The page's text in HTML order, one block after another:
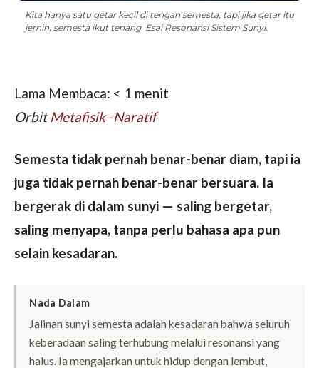
Kita hanya satu getar kecil di tengah semesta, tapi jika getar itu
jernih, semesta ikut tenang. Esai Resonansi Sistem Sunyi.
Lama Membaca: < 1 menit
OrbitMetafisik–Naratif
Semesta tidak pernah benar-benar diam, tapi ia
juga tidak pernah benar-benar bersuara. Ia
bergerak di dalam sunyi — saling bergetar,
saling menyapa, tanpa perlu bahasa apa pun
selain kesadaran.
Nada Dalam
Jalinan sunyi semesta adalah kesadaran bahwa seluruh
keberadaan saling terhubung melalui resonansi yang
halus. Ia mengajarkan untuk hidup dengan lembut,